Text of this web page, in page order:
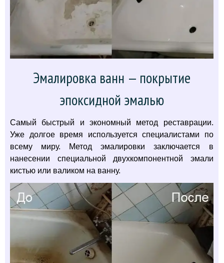
Эмалировка ванн — покрытие
эпоксидной эмалью
Самый быстрый и экономный метод реставрации.
Уже долгое время используется специалистами по
всему миру. Метод эмалировки заключается в
нанесении специальной двухкомпонентной эмали
кистью или валиком на ванну.